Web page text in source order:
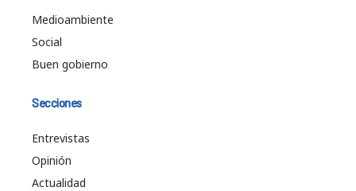
Medioambiente
Social
Buen gobierno
Secciones
Entrevistas
Opinión
Actualidad